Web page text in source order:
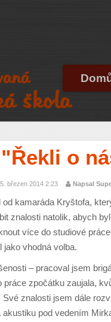
o
březen 2014 2:23 Napsal
kamaráda Kryštofa,
znalosti natolik, abych
více do studiové
jako vhodná volba.
– pracoval jsem
zpočátku zaujala,
znalosti jsem dále
pod vedením